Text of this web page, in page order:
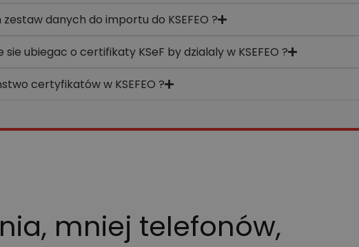
danych do importu do KSEFEO ?
ubiegac o certifikaty KSeF by dzialaly w KSEFEO ?
certyfikatów w KSEFEO ?
mniej telefonów,